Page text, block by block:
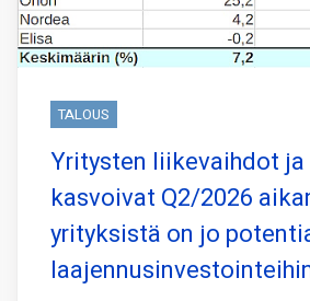
TALOUS
Yritysten liikevaihdot
kasvoivat Q2/2026
yrityksistä on jo